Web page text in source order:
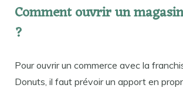
Comment ouvrir un
?
Pour ouvrir un commerce avec la
Donuts, il faut prévoir un apport en